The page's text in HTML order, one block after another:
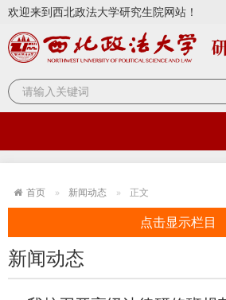
欢迎来到西北政法大学研究生院网站！
首页 新闻动态 正文
点击显示栏目
新闻动态